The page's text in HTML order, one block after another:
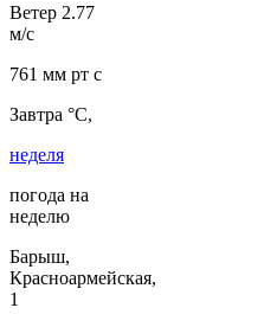
Ветер 2.77
м/с
761 мм рт с
Завтра °C,
неделя
погода на
неделю
Барыш,
Красноармейская,
1